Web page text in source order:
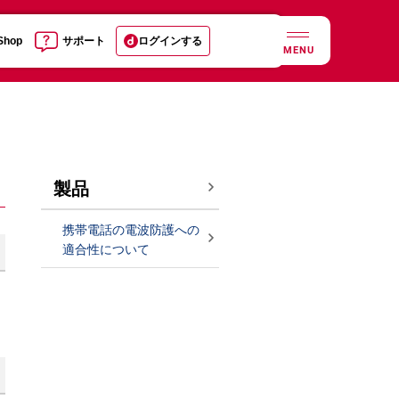
サポート ログインする
MENU
製品
携帯電話の電波防護への
適合性について